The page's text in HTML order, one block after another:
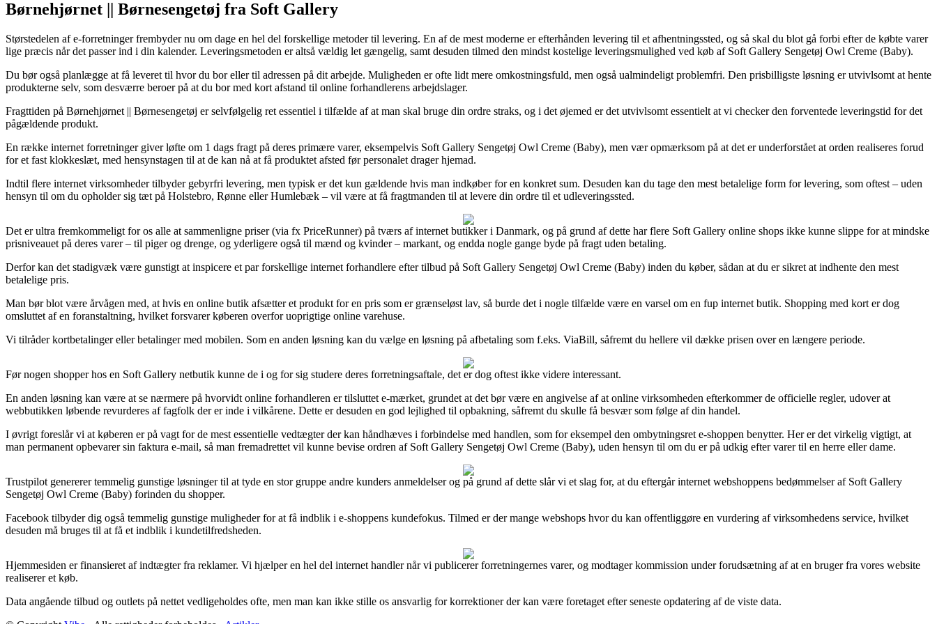
Børnehjørnet || Børnesengetøj fra Soft Gallery
Størstedelen af e-forretninger frembyder nu om dage en hel del forskellige metoder til levering. En af de mest moderne er efterhånden levering til et afhentningssted, og så skal du blot gå forbi efter de købte varer
lige præcis når det passer ind i din kalender. Leveringsmetoden er altså vældig let gængelig, samt desuden tilmed den mindst kostelige leveringsmulighed ved køb af Soft Gallery Sengetøj Owl Creme (Baby).
Du bør også planlægge at få leveret til hvor du bor eller til adressen på dit arbejde. Muligheden er ofte lidt mere omkostningsfuld, men også ualmindeligt problemfri. Den prisbilligste løsning er utvivlsomt at hente
produkterne selv, som desværre beroer på at du bor med kort afstand til online forhandlerens arbejdslager.
Fragttiden på Børnehjørnet || Børnesengetøj er selvfølgelig ret essentiel i tilfælde af at man skal bruge din ordre straks, og i det øjemed er det utvivlsomt essentielt at vi checker den forventede leveringstid for det
pågældende produkt.
En række internet forretninger giver løfte om 1 dags fragt på deres primære varer, eksempelvis Soft Gallery Sengetøj Owl Creme (Baby), men vær opmærksom på at det er underforstået at orden realiseres forud
for et fast klokkeslæt, med hensynstagen til at de kan nå at få produktet afsted før personalet drager hjemad.
Indtil flere internet virksomheder tilbyder gebyrfri levering, men typisk er det kun gældende hvis man indkøber for en konkret sum. Desuden kan du tage den mest betalelige form for levering, som oftest – uden
hensyn til om du opholder sig tæt på Holstebro, Rønne eller Humlebæk – vil være at få fragtmanden til at levere din ordre til et udleveringssted.
Det er ultra fremkommeligt for os alle at sammenligne priser (via fx PriceRunner) på tværs af internet butikker i Danmark, og på grund af dette har flere Soft Gallery online shops ikke kunne slippe for at mindske
prisniveauet på deres varer – til piger og drenge, og yderligere også til mænd og kvinder – markant, og endda nogle gange byde på fragt uden betaling.
Derfor kan det stadigvæk være gunstigt at inspicere et par forskellige internet forhandlere efter tilbud på Soft Gallery Sengetøj Owl Creme (Baby) inden du køber, sådan at du er sikret at indhente den mest
betalelige pris.
Man bør blot være årvågen med, at hvis en online butik afsætter et produkt for en pris som er grænseløst lav, så burde det i nogle tilfælde være en varsel om en fup internet butik. Shopping med kort er dog
omsluttet af en foranstaltning, hvilket forsvarer køberen overfor uoprigtige online varehuse.
Vi tilråder kortbetalinger eller betalinger med mobilen. Som en anden løsning kan du vælge en løsning på afbetaling som f.eks. ViaBill, såfremt du hellere vil dække prisen over en længere periode.
Før nogen shopper hos en Soft Gallery netbutik kunne de i og for sig studere deres forretningsaftale, det er dog oftest ikke videre interessant.
En anden løsning kan være at se nærmere på hvorvidt online forhandleren er tilsluttet e-mærket, grundet at det bør være en angivelse af at online virksomheden efterkommer de officielle regler, udover at
webbutikken løbende revurderes af fagfolk der er inde i vilkårene. Dette er desuden en god lejlighed til opbakning, såfremt du skulle få besvær som følge af din handel.
I øvrigt foreslår vi at køberen er på vagt for de mest essentielle vedtægter der kan håndhæves i forbindelse med handlen, som for eksempel den ombytningsret e-shoppen benytter. Her er det virkelig vigtigt, at
man permanent opbevarer sin faktura e-mail, så man fremadrettet vil kunne bevise ordren af Soft Gallery Sengetøj Owl Creme (Baby), uden hensyn til om du er på udkig efter varer til en herre eller dame.
Trustpilot genererer temmelig gunstige løsninger til at tyde en stor gruppe andre kunders anmeldelser og på grund af dette slår vi et slag for, at du eftergår internet webshoppens bedømmelser af Soft Gallery
Sengetøj Owl Creme (Baby) forinden du shopper.
Facebook tilbyder dig også temmelig gunstige muligheder for at få indblik i e-shoppens kundefokus. Tilmed er der mange webshops hvor du kan offentliggøre en vurdering af virksomhedens service, hvilket
desuden må bruges til at få et indblik i kundetilfredsheden.
Hjemmesiden er finansieret af indtægter fra reklamer. Vi hjælper en hel del internet handler når vi publicerer forretningernes varer, og modtager kommission under forudsætning af at en bruger fra vores website
realiserer et køb.
Data angående tilbud og outlets på nettet vedligeholdes ofte, men man kan ikke stille os ansvarlig for korrektioner der kan være foretaget efter seneste opdatering af de viste data.